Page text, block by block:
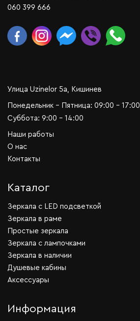
060 399 666
Улица Uzinelor 5a, Кишинев
Понедельник - Пятница: 09:00 - 17:00
Суббота: 9:00 - 14:00
Наши работы
О нас
Контакты
Каталог
Зеркала c LED подсветкой
Зеркала в раме
Простые зеркала
Зеркала с лампочками
Зеркала в наличии
Душевые кабины
Аксессуары
Информация